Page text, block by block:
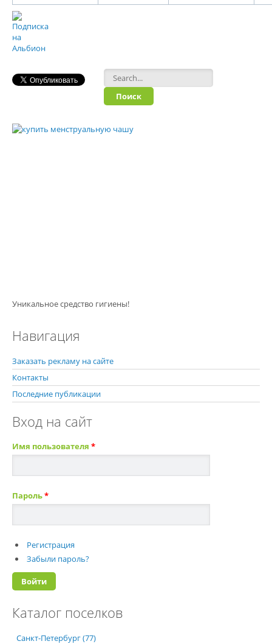
Форма поиска
Уникальное средство гигиены!
Навигация
Заказать рекламу на сайте
Контакты
Последние публикации
Вход на сайт
Имя пользователя *
Пароль*
Регистрация
Забыли пароль?
Каталог поселков
Санкт-Петербург (77)